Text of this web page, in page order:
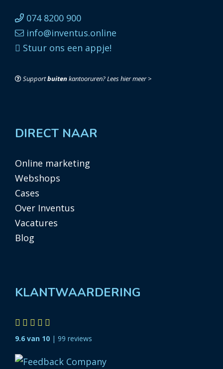
074 8200 900
info@inventus.online
Stuur ons een appje!
Supportbuitenkantooruren?Lees hier meer >
DIRECT NAAR
Online marketing
Webshops
Cases
Over Inventus
Vacatures
Blog
KLANTWAARDERING
9.6 van 10 | 99 reviews